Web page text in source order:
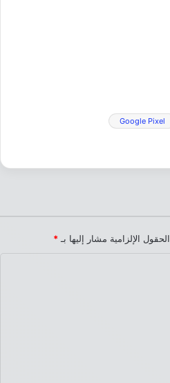
Google Pixel
الحقول الإلزامية مشار إليها بـ *